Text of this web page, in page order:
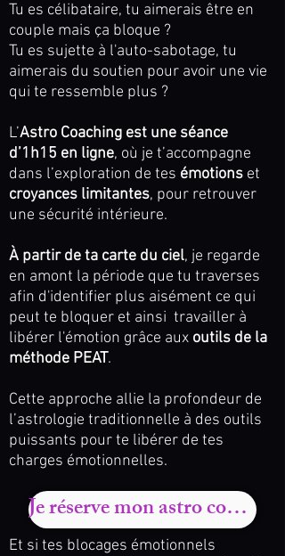
Tu es célibataire, tu aimerais être en
couple mais ça bloque ?
Tu es sujette à l'auto-sabotage, tu
aimerais du soutien pour avoir une vie
qui te ressemble plus ?
L’Astro Coaching est une séance
d’1h15 en ligne, où je t’accompagne
dans l’exploration de tes émotions et
croyances limitantes, pour retrouver
une sécurité intérieure.
À partir de ta carte du ciel, je regarde
en amont la période que tu traverses
afin d'identifier plus aisément ce qui
peut te bloquer et ainsi travailler à
libérer l'émotion grâce aux outils de la
méthode PEAT.
Cette approche allie la profondeur de
l’astrologie traditionnelle à des outils
puissants pour te libérer de tes
charges émotionnelles.
Je réserve mon astro coaching
Et si tes blocages émotionnels